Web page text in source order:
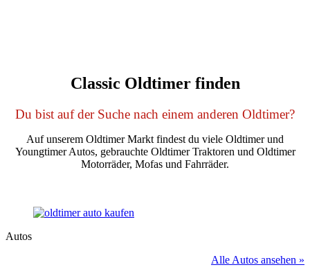
Classic Oldtimer finden
Du bist auf der Suche nach einem anderen Oldtimer?
Auf unserem Oldtimer Markt findest du viele Oldtimer und
Youngtimer Autos, gebrauchte Oldtimer Traktoren und Oldtimer
Motorräder, Mofas und Fahrräder.
Autos
Alle Autos ansehen »